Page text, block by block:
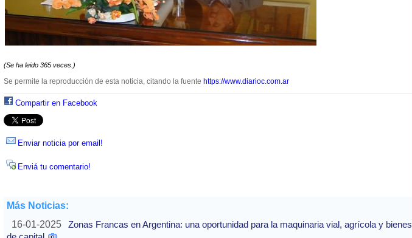
(Se ha leido 365 veces.)
Se permite la reproducción de esta noticia, citando la fuente https://www.diarioc.com.ar
Compartir en Facebook
Enviar noticia por email!
Enviá tu comentario!
Más Noticias:
16-01-2025
Zonas Francas en Argentina: una oportunidad para la maquinaria vial, agrícola y bienes